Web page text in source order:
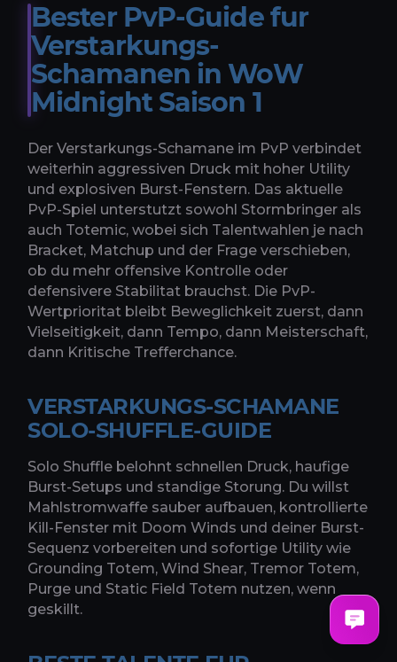
Bester PvP-Guide fur
Verstarkungs-
Schamanen in WoW
Midnight Saison 1
Der Verstarkungs-Schamane im PvP verbindet
weiterhin aggressiven Druck mit hoher Utility
und explosiven Burst-Fenstern. Das aktuelle
PvP-Spiel unterstutzt sowohl Stormbringer als
auch Totemic, wobei sich Talentwahlen je nach
Bracket, Matchup und der Frage verschieben,
ob du mehr offensive Kontrolle oder
defensivere Stabilitat brauchst. Die PvP-
Wertprioritat bleibt Beweglichkeit zuerst, dann
Vielseitigkeit, dann Tempo, dann Meisterschaft,
dann Kritische Trefferchance.
VERSTARKUNGS-SCHAMANE
SOLO-SHUFFLE-GUIDE
Solo Shuffle belohnt schnellen Druck, haufige
Burst-Setups und standige Storung. Du willst
Mahlstromwaffe sauber aufbauen, kontrollierte
Kill-Fenster mit Doom Winds und deiner Burst-
Sequenz vorbereiten und sofortige Utility wie
Grounding Totem, Wind Shear, Tremor Totem,
Purge und Static Field Totem nutzen, wenn
geskillt.